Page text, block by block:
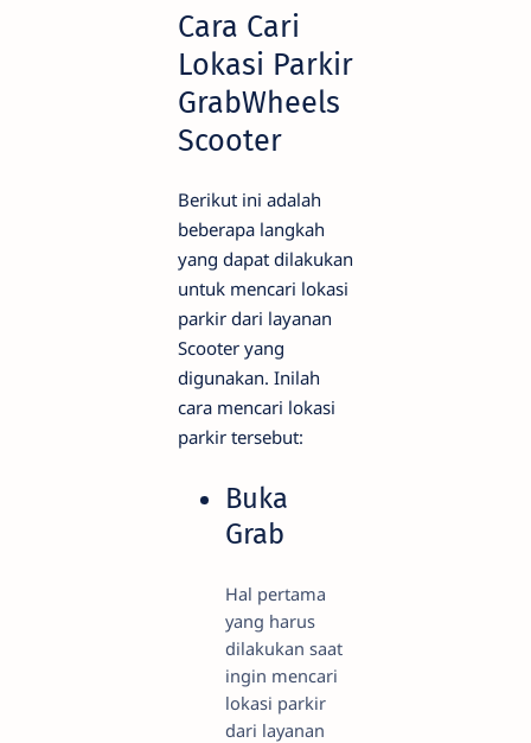
Cara Cari
Lokasi Parkir
GrabWheels
Scooter
Berikut ini adalah
beberapa langkah
yang dapat dilakukan
untuk mencari lokasi
parkir dari layanan
Scooter yang
digunakan. Inilah
cara mencari lokasi
parkir tersebut:
Buka
Grab
Hal pertama
yang harus
dilakukan saat
ingin mencari
lokasi parkir
dari layanan